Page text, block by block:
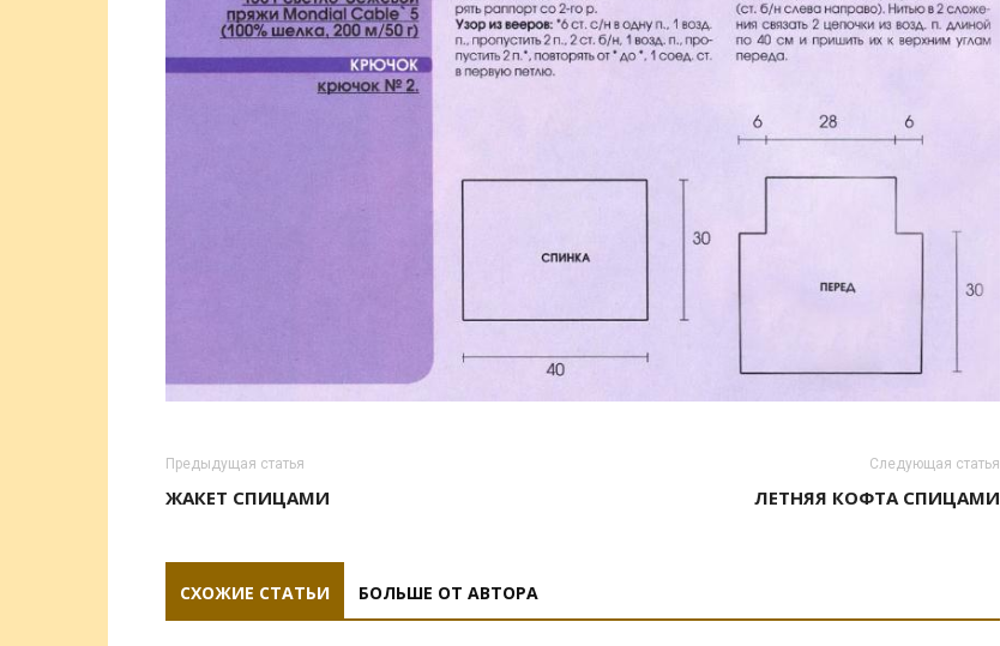
Предыдущая статья
ЖАКЕТ СПИЦАМИ
Следующая статья
ЛЕТНЯЯ КОФТА СПИЦАМИ
СХОЖИЕ СТАТЬИ БОЛЬШЕ ОТ АВТОРА